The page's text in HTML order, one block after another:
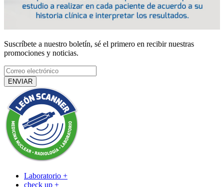
Suscríbete a nuestro boletín, sé el primero en recibir nuestras
promociones y noticias.
ENVIAR
Laboratorio +
check up +